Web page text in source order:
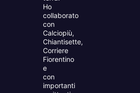
Ho
collaborato
con
Calciopiù,
Chiantisette,
Corriere
Fiorentino
e
con
importanti